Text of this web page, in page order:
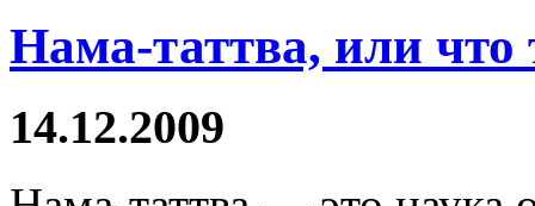
Нама-таттва, или что
14.12.2009